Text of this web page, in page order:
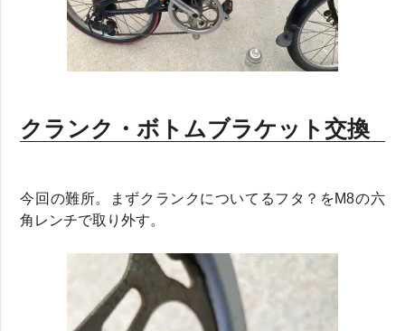
クランク・ボトムブラケット交換
今回の難所。まずクランクについてるフタ？をM8の六
角レンチで取り外す。